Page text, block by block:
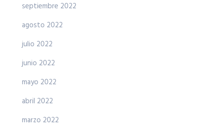
septiembre 2022
agosto 2022
julio 2022
junio 2022
mayo 2022
abril 2022
marzo 2022